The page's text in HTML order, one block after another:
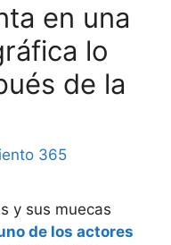
en una
lo
de la
365
y sus muecas
de los actores